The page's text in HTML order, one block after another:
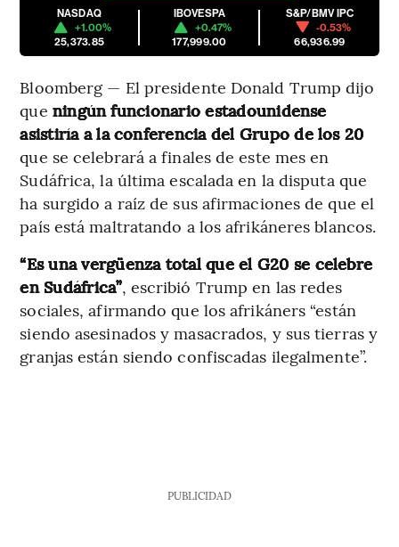
NASDAQ
+1.00%
25,373.85
IBOVESPA
+0.47%
177,999.00
S&P/BMV IPC
-0.53%
66,936.99
Bloomberg — El presidente Donald Trump dijo
que ningún funcionario estadounidense
asistiría a la conferencia del Grupo de los 20
que se celebrará a finales de este mes en
Sudáfrica, la última escalada en la disputa que
ha surgido a raíz de sus afirmaciones de que el
país está maltratando a los afrikáneres blancos.
“Es una vergüenza total que el G20 se celebre
en Sudáfrica”, escribió Trump en las redes
sociales, afirmando que los afrikáners “están
siendo asesinados y masacrados, y sus tierras y
granjas están siendo confiscadas ilegalmente”.
PUBLICIDAD